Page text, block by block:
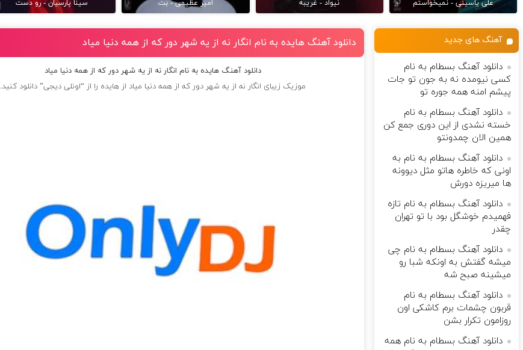
علی یاسینی - نمیخواستم نیواد - غریبه امیر عظیمی - بت سینا پارسیان - رو دست
دانلود آهنگ هایده به نام انگار نه از یه شهر دور که از همه دنیا میاد
دانلود آهنگ هایده به نام انگار نه از یه شهر دور که از همه دنیا میاد
موزیک زیبای انگار نه از یه شهر دور که از همه دنیا میاد از هایده را از “اونلی دیجی” دانلود کنید.
آهنگ های جدید
دانلود آهنگ بسطام به نام
کسی نیومده نه به جون تو جات
پیشم امنه همه جوره تو
دانلود آهنگ بسطام به نام
خسته نشدی از این دوری جمع کن
همین الان چمدونتو
دانلود آهنگ بسطام به نام به
اونی که خاطره هاتو مثل دیوونه
ها میریزه دورش
دانلود آهنگ بسطام به نام تازه
فهمیدم خوشگل بود با تو تهران
چقدر
دانلود آهنگ بسطام به نام چی
میشه گفتش به اونکه شبا رو
میشینه صبح شه
دانلود آهنگ بسطام به نام
قربون چشمات برم کاشکی اون
روزامون تکرار بشن
دانلود آهنگ بسطام به نام همه